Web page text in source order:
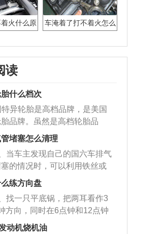
火什么原
车淹着了打不着火怎么
读
什么档次
异轮胎是高档品牌，是美国
品牌。虽然是高档轮胎品
高低端的轮胎都有生产，这
更好的开拓市场。
堵塞怎么清理
当车主发现自己的国六车排气
的情况时，可以利用铁丝或
，直接将杂物给取出来，如果
比较严重，也可以采取应急措
、直接利用木棍将所有的
气管里面的位置处，然后将
拆解开，就可以将堵塞的东
练方向盘
找一只平底锅，把两耳看作3
方向，同时在6点钟和12点钟
个标记。 <&list>2、双手握住
动机烧机油